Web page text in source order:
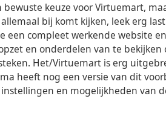
bewuste keuze voor Virtuemart,
bij komt kijken, leek erg
een compleet werkende website
en onderdelen van te
Het/Virtuemart is erg
heeft nog een versie van dit
en mogelijkheden van